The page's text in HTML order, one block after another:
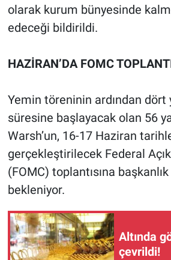
olarak kurum bünyesinde
edeceği bildirildi.
HAZİRAN’DA FOMC
Yemin töreninin ardından dört
süresine başlayacak olan 56
Warsh’un, 16-17 Haziran
gerçekleştirilecek Federal
(FOMC) toplantısına
bekleniyor.
Altında
çevrildi!